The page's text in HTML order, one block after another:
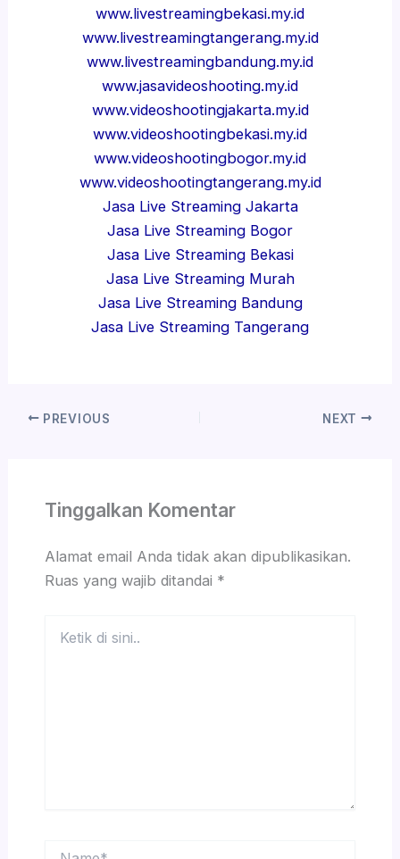
www.livestreamingbekasi.my.id
www.livestreamingtangerang.my.id
www.livestreamingbandung.my.id
www.jasavideoshooting.my.id
www.videoshootingjakarta.my.id
www.videoshootingbekasi.my.id
www.videoshootingbogor.my.id
www.videoshootingtangerang.my.id
Jasa Live Streaming Jakarta
Jasa Live Streaming Bogor
Jasa Live Streaming Bekasi
Jasa Live Streaming Murah
Jasa Live Streaming Bandung
Jasa Live Streaming Tangerang
PREVIOUS NEXT
Tinggalkan Komentar
Alamat email Anda tidak akan dipublikasikan.
Ruas yang wajib ditandai *